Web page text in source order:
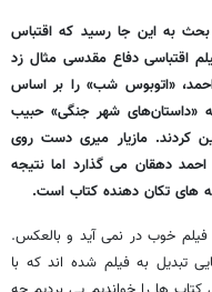
به این جا رسید که اقتباس
اقتباسی دفاع مقدسی مثال زد
«اتوبوس شب» را بر اساس
«داستان‌های شهر جنگی» حبیب
کردند. مازیار میری دست روی
دهقان می گذارد اما نتیجه
های تکان دهنده کتاب است.
فیلم خوب در نمی آید و بالعکس.
تبدیل به فیلم شده اند که با